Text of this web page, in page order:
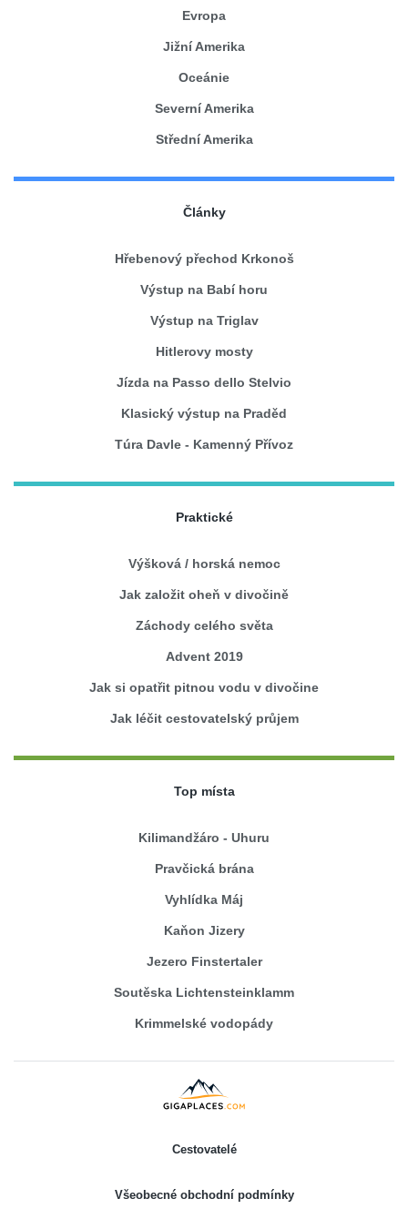
Evropa
Jižní Amerika
Oceánie
Severní Amerika
Střední Amerika
Články
Hřebenový přechod Krkonoš
Výstup na Babí horu
Výstup na Triglav
Hitlerovy mosty
Jízda na Passo dello Stelvio
Klasický výstup na Praděd
Túra Davle - Kamenný Přívoz
Praktické
Výšková / horská nemoc
Jak založit oheň v divočině
Záchody celého světa
Advent 2019
Jak si opatřit pitnou vodu v divočine
Jak léčit cestovatelský průjem
Top místa
Kilimandžáro - Uhuru
Pravčická brána
Vyhlídka Máj
Kaňon Jizery
Jezero Finstertaler
Soutěska Lichtensteinklamm
Krimmelské vodopády
Cestovatelé
Všeobecné obchodní podmínky